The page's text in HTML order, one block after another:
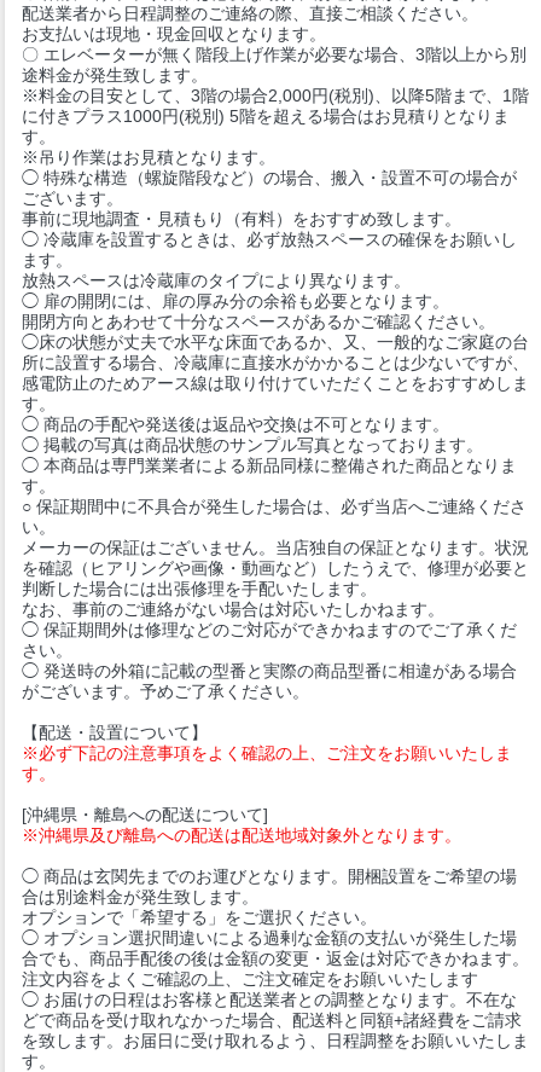
配送業者から日程調整のご連絡の際、直接ご相談ください。
お支払いは現地・現金回収となります。
〇 エレベーターが無く階段上げ作業が必要な場合、3階以上から別
途料金が発生致します。
※料金の目安として、3階の場合2,000円(税別)、以降5階まで、1階
に付きプラス1000円(税別) 5階を超える場合はお見積りとなりま
す。
※吊り作業はお見積となります。
◯ 特殊な構造（螺旋階段など）の場合、搬入・設置不可の場合が
ございます。
事前に現地調査・見積もり（有料）をおすすめ致します。
◯ 冷蔵庫を設置するときは、必ず放熱スペースの確保をお願いし
ます。
放熱スペースは冷蔵庫のタイプにより異なります。
◯ 扉の開閉には、扉の厚み分の余裕も必要となります。
開閉方向とあわせて十分なスペースがあるかご確認ください。
◯床の状態が丈夫で水平な床面であるか、又、一般的なご家庭の台
所に設置する場合、冷蔵庫に直接水がかかることは少ないですが、
感電防止のためアース線は取り付けていただくことをおすすめしま
す。
◯ 商品の手配や発送後は返品や交換は不可となります。
◯ 掲載の写真は商品状態のサンプル写真となっております。
◯ 本商品は専門業業者による新品同様に整備された商品となりま
す。
○ 保証期間中に不具合が発生した場合は、必ず当店へご連絡くださ
い。
メーカーの保証はございません。当店独自の保証となります。状況
を確認（ヒアリングや画像・動画など）したうえで、修理が必要と
判断した場合には出張修理を手配いたします。
なお、事前のご連絡がない場合は対応いたしかねます。
◯ 保証期間外は修理などのご対応ができかねますのでご了承くだ
さい。
◯ 発送時の外箱に記載の型番と実際の商品型番に相違がある場合
がございます。予めご了承ください。
【配送・設置について】
※必ず下記の注意事項をよく確認の上、ご注文をお願いいたしま
す。
[沖縄県・離島への配送について]
※沖縄県及び離島への配送は配送地域対象外となります。
◯ 商品は玄関先までのお運びとなります。開梱設置をご希望の場
合は別途料金が発生致します。
オプションで「希望する」をご選択ください。
◯ オプション選択間違いによる過剰な金額の支払いが発生した場
合でも、商品手配後の後は金額の変更・返金は対応できかねます。
注文内容をよくご確認の上、ご注文確定をお願いいたします
◯ お届けの日程はお客様と配送業者との調整となります。不在な
どで商品を受け取れなかった場合、配送料と同額+諸経費をご請求
を致します。お届日に受け取れるよう、日程調整をお願いいたしま
す。